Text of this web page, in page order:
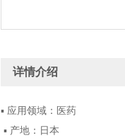
详情介绍
▪ 应用领域：医药
▪ 产地：日本